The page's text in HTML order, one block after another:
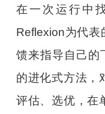
在一次运行中
Reflexion为代表
馈来指导自己的
的进化式方法，
评估、选优，在